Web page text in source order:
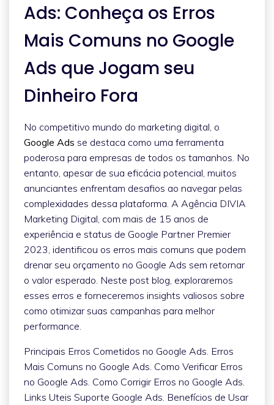
Ads: Conheça os Erros
Mais Comuns no Google
Ads que Jogam seu
Dinheiro Fora
No competitivo mundo do marketing digital, o
Google Ads se destaca como uma ferramenta
poderosa para empresas de todos os tamanhos. No
entanto, apesar de sua eficácia potencial, muitos
anunciantes enfrentam desafios ao navegar pelas
complexidades dessa plataforma. A Agência DIVIA
Marketing Digital, com mais de 15 anos de
experiência e status de Google Partner Premier
2023, identificou os erros mais comuns que podem
drenar seu orçamento no Google Ads sem retornar
o valor esperado. Neste post blog, exploraremos
esses erros e forneceremos insights valiosos sobre
como otimizar suas campanhas para melhor
performance.
Principais Erros Cometidos no Google Ads. Erros
Mais Comuns no Google Ads. Como Verificar Erros
no Google Ads. Como Corrigir Erros no Google Ads.
Links Uteis Suporte Google Ads. Benefícios de Usar